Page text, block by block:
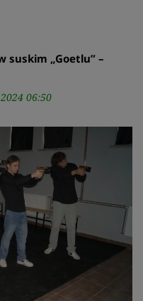
suskim „Goetlu” –
06:50